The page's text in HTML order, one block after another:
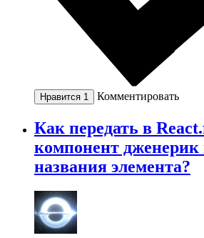
Нравится 1 Комментировать
Как передать в
компонент дженерик
названия элемента?